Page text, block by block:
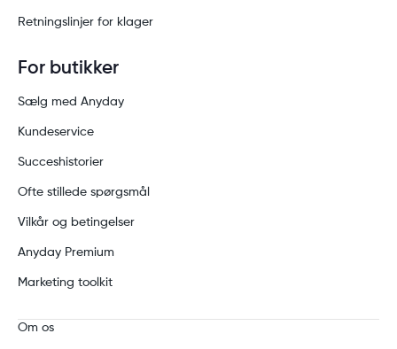
Retningslinjer for klager
For butikker
Sælg med Anyday
Kundeservice
Succeshistorier
Ofte stillede spørgsmål
Vilkår og betingelser
Anyday Premium
Marketing toolkit
Om os